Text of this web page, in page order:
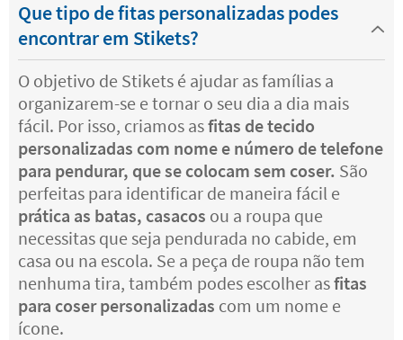
Que tipo de fitas personalizadas podes
encontrar em Stikets?
O objetivo de Stikets é ajudar as famílias a
organizarem-se e tornar o seu dia a dia mais
fácil. Por isso, criamos asfitas de tecido
personalizadas com nome e número de telefone
para pendurar, que se colocam sem coser. São
perfeitas para identificar de maneira fácil e
prática as batas, casacos ou a roupa que
necessitas que seja pendurada no cabide, em
casa ou na escola. Se a peça de roupa não tem
nenhuma tira, também podes escolher asfitas
para coser personalizadas com um nome e
ícone.